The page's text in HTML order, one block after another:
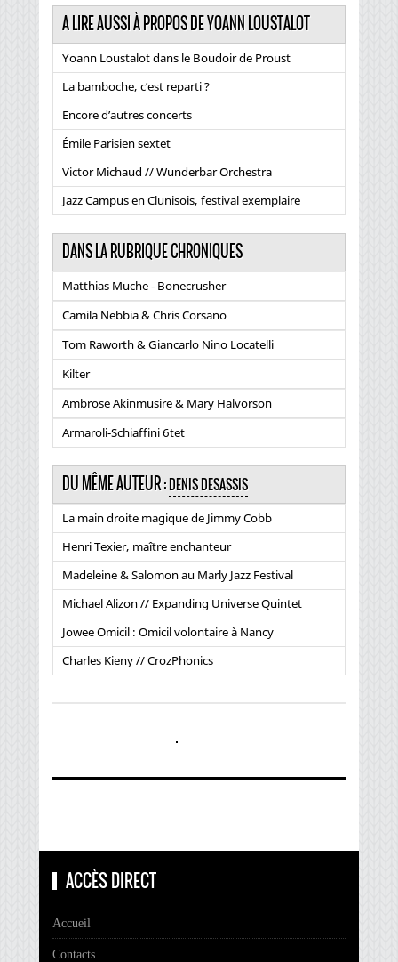
A LIRE AUSSI À PROPOS DEYOANN LOUSTALOT
Yoann Loustalot dans le Boudoir de Proust
La bamboche, c’est reparti ?
Encore d’autres concerts
Émile Parisien sextet
Victor Michaud // Wunderbar Orchestra
Jazz Campus en Clunisois, festival exemplaire
DANS LA RUBRIQUE CHRONIQUES
Matthias Muche - Bonecrusher
Camila Nebbia & Chris Corsano
Tom Raworth & Giancarlo Nino Locatelli
Kilter
Ambrose Akinmusire & Mary Halvorson
Armaroli-Schiaffini 6tet
DU MÊME AUTEUR :DENIS DESASSIS
La main droite magique de Jimmy Cobb
Henri Texier, maître enchanteur
Madeleine & Salomon au Marly Jazz Festival
Michael Alizon // Expanding Universe Quintet
Jowee Omicil : Omicil volontaire à Nancy
Charles Kieny // CrozPhonics
ACCÈS DIRECT
Accueil
Contacts